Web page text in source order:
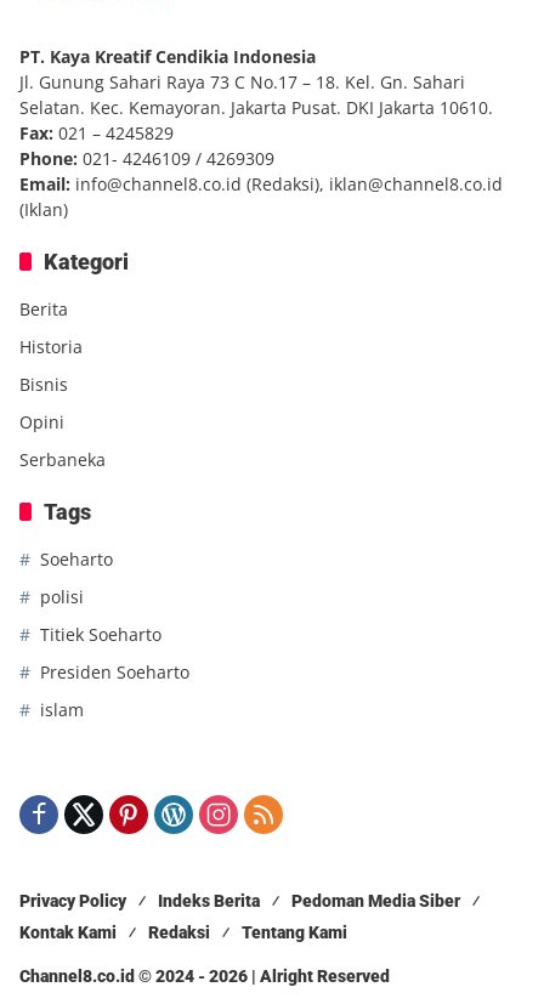
PT. Kaya Kreatif Cendikia Indonesia
Jl. Gunung Sahari Raya 73 C No.17 – 18. Kel. Gn. Sahari
Selatan. Kec. Kemayoran. Jakarta Pusat. DKI Jakarta 10610.
Fax: 021 – 4245829
Phone: 021- 4246109 / 4269309
Email: info@channel8.co.id (Redaksi), iklan@channel8.co.id
(Iklan)
Kategori
Berita
Historia
Bisnis
Opini
Serbaneka
Tags
Soeharto
polisi
Titiek Soeharto
Presiden Soeharto
islam
Privacy Policy Indeks Berita
Pedoman Media Siber
Kontak Kami
Redaksi Tentang Kami
Channel8.co.id © 2024 - 2026 | Alright Reserved